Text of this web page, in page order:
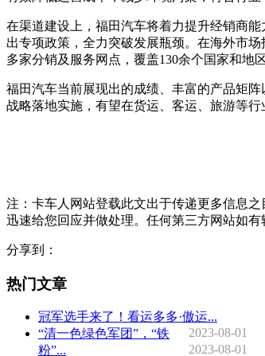
在渠道建设上，福田汽车将着力提升经销商
出专项政策，全力突破发展瓶颈。在海外市
多家分销及服务网点，覆盖130余个国家和地
福田汽车当前展现出的成绩、丰富的产品矩
战略落地实施，有望在货运、客运、旅游等
注：卡车人网站登载此文出于传递更多信息
迅速给您回应并做处理。任何第三方网站如
分享到：
热门文章
冠军选手来了！看运多多·傲运...
2023-08-01
“清一色绿色军团”，“铁
粉”...
2023-08-01